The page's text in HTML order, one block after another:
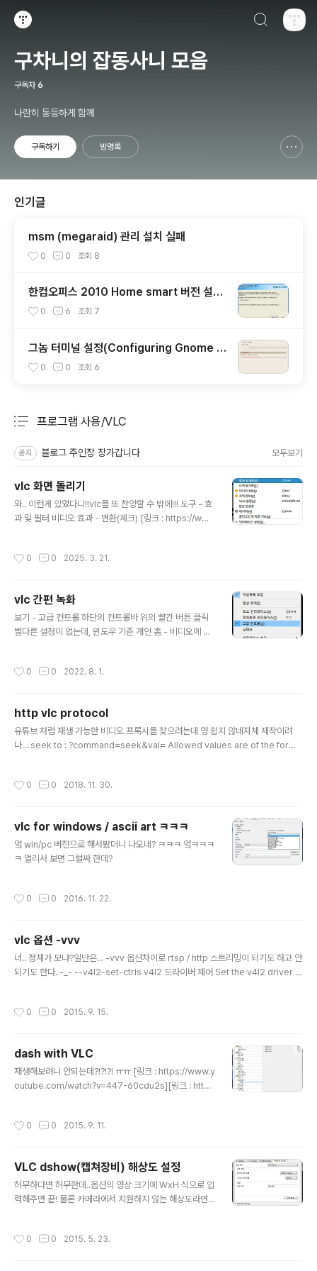
구차니의 잡동사니 모음
구독자 6
나란히 동등하게 함께
구독하기 방명록
인기글
msm (megaraid) 관리 설치 실패
0 0 조회 8
한컴오피스 2010 Home smart 버전 설치
기 + 사용기
0 6 조회 7
그놈 터미널 설정(Configuring Gnome T
erminal)
0 0 조회 6
프로그램 사용/VLC
공지 블로그 주인장 장가갑니다 모두보기
vlc 화면 돌리기
와.. 이런게 있었다니!!vlc를 또 찬양할 수 밖에!!! 도구 - 효
과 및 필터 비디오 효과 - 변환(체크) [링크 : https://ww
0 0 2025. 3. 21.
vlc 간편 녹화
보기 - 고급 컨트롤 하단의 컨트롤바 위의 빨간 버튼 클릭
별다른 설정이 없는데, 윈도우 기준 개인 홈 - 비디오에 저
0 0 2022. 8. 1.
http vlc protocol
유튜브 처럼 재생 가능한 비디오 프록시를 찾으려는데 영 쉽지 않네자체 제작이려
나... seek to : ?command=seek&val= Allowed values are of the form:
0 0 2018. 11. 30.
vlc for windows / ascii art ㅋㅋㅋ
엌 win/pc 버전으로 해서봤더니 나오네? ㅋㅋㅋ 엌ㅋㅋㅋ
ㅋ 멀리서 보면 그럴싸 한데?
0 0 2016. 11. 22.
vlc 옵션 -vvv
너.. 정체가 모냐?일단은... -vvv 옵션차이로 rtsp / http 스트리밍이 되기도 하고 안
되기도 한다. -_- --v4l2-set-ctrls v4l2 드라이버 제어 Set the v4l2 driver c
_crc=0,stream_type=3} ). To list available controls, increase verbosit
0 0 2015. 9. 15.
dash with VLC
재생해보려니 안되는데?!?!?! ㅠㅠ [링크 : https://www.y
outube.com/watch?v=447-60cdu2s][링크 : htt
0 0 2015. 9. 11.
VLC dshow(캡쳐장비) 해상도 설정
허무하다면 허무한데..옵션의 영상 크기에 WxH 식으로 입
력해주면 끝! 물론 카메라에서 지원하지 않는 해상도라면
0 0 2015. 5. 23.